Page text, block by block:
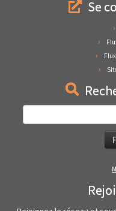
Se